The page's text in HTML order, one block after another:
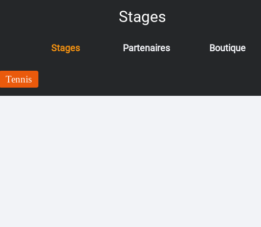
Stages
Stages Partenaires Boutique
Tennis